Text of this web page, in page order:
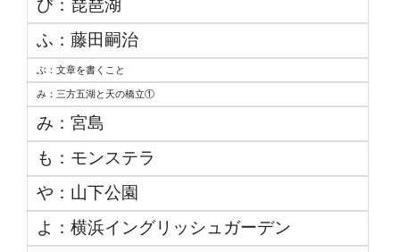
び：琵琶湖
ふ：藤田嗣治
ぶ：文章を書くこと
み：三方五湖と天の橋立①
み：宮島
も：モンステラ
や：山下公園
よ：横浜イングリッシュガーデン